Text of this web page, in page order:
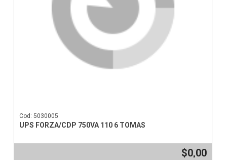
Cod: 5030005
UPS FORZA/CDP 750VA 110 6 TOMAS
$0,00